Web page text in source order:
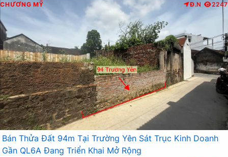
CHƯƠNG MỸ Đ.N 2247
Bán Thửa Đất 94m Tại Trường Yên Sát Trục Kinh Doanh
Gần QL6A Đang Triển Khai Mở Rộng